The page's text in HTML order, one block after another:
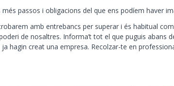
passos i obligacions del que ens podíem haver
amb entrebancs per superar i és habitual
de nosaltres. Informa’t tot el que puguis abans
hagin creat una empresa. Recolzar-te en